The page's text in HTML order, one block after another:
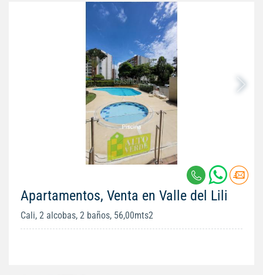
Apartamentos, Venta en Valle del Lili
Cali, 2 alcobas, 2 baños, 56,00mts2